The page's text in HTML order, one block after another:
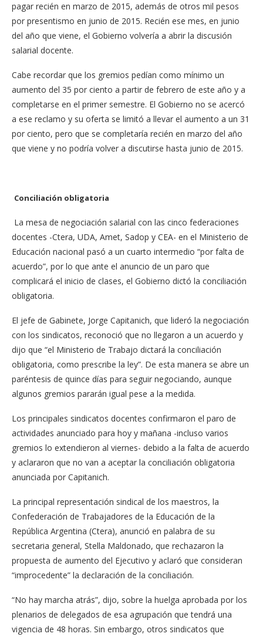
pagar recién en marzo de 2015, además de otros mil pesos
por presentismo en junio de 2015. Recién ese mes, en junio
del año que viene, el Gobierno volvería a abrir la discusión
salarial docente.
Cabe recordar que los gremios pedían como mínimo un
aumento del 35 por ciento a partir de febrero de este año y a
completarse en el primer semestre. El Gobierno no se acercó
a ese reclamo y su oferta se limitó a llevar el aumento a un 31
por ciento, pero que se completaría recién en marzo del año
que viene y no podría volver a discutirse hasta junio de 2015.
Conciliación obligatoria
La mesa de negociación salarial con las cinco federaciones
docentes -Ctera, UDA, Amet, Sadop y CEA- en el Ministerio de
Educación nacional pasó a un cuarto intermedio “por falta de
acuerdo”, por lo que ante el anuncio de un paro que
complicará el inicio de clases, el Gobierno dictó la conciliación
obligatoria.
El jefe de Gabinete, Jorge Capitanich, que lideró la negociación
con los sindicatos, reconoció que no llegaron a un acuerdo y
dijo que “el Ministerio de Trabajo dictará la conciliación
obligatoria, como prescribe la ley”. De esta manera se abre un
paréntesis de quince días para seguir negociando, aunque
algunos gremios pararán igual pese a la medida.
Los principales sindicatos docentes confirmaron el paro de
actividades anunciado para hoy y mañana -incluso varios
gremios lo extendieron al viernes- debido a la falta de acuerdo
y aclararon que no van a aceptar la conciliación obligatoria
anunciada por Capitanich.
La principal representación sindical de los maestros, la
Confederación de Trabajadores de la Educación de la
República Argentina (Ctera), anunció en palabra de su
secretaria general, Stella Maldonado, que rechazaron la
propuesta de aumento del Ejecutivo y aclaró que consideran
“improcedente” la declaración de la conciliación.
“No hay marcha atrás”, dijo, sobre la huelga aprobada por los
plenarios de delegados de esa agrupación que tendrá una
vigencia de 48 horas. Sin embargo, otros sindicatos que